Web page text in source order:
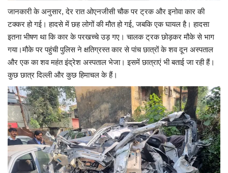
जानकारी के अनुसार, देर रात ओएनजीसी चौक पर ट्रक और इनोवा कार की
टक्कर हो गई। हादसे में छह लोगों की मौत हो गई, जबकि एक घायल है। हादसा
इतना भीषण था कि कार के परखच्चे उड़ गए। चालक ट्रक छोड़कर मौके से भाग
गया।मौके पर पहुंची पुलिस ने क्षतिग्रस्त कार से पांच छात्रों के शव दून अस्पताल
और एक का शव महंत इंद्रेश अस्पताल भेजा। इसमें छात्राएं भी बताई जा रही हैं।
कुछ छात्र दिल्ली और कुछ हिमाचल के हैं।